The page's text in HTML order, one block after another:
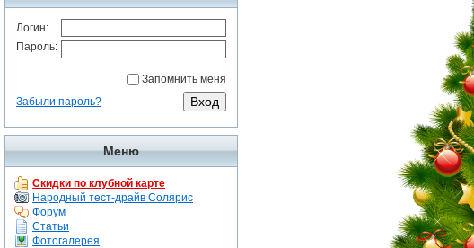
Логин:
Пароль:
Запомнить меня
Забыли пароль?
Меню
Скидки по клубной карте
Народный тест-драйв Солярис
Форум
Статьи
Фотогалерея